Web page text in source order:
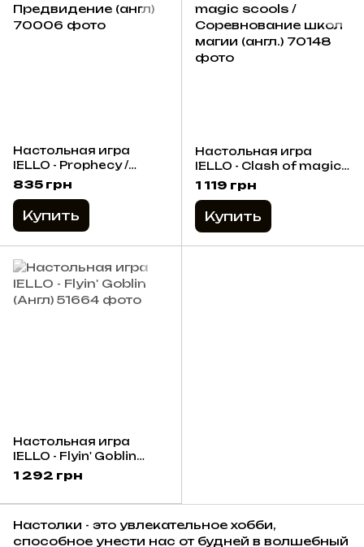
Настольная игра
IELLO - Prophecy /
Предвидение (англ)
835 грн
Купить
Настольная игра
IELLO - Clash of magic
scools /
Соревнование школ
магии (англ.)
1 119 грн
Купить
Настольная игра
IELLO - Flyin' Goblin
(Англ)
1 292 грн
Настолки - это увлекательное хобби,
способное унести нас от будней в волшебный